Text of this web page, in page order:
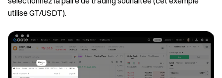
utilise GT/USDT).